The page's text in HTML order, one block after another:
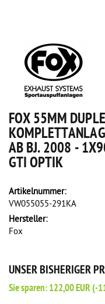
FOX 55MM
AB BJ. 2008 -
GTI OPTIK
Artikelnummer:
VW055055-291KA
Hersteller:
Fox
UNSER BISHERIGER
Sie sparen:122,00 EUR(-